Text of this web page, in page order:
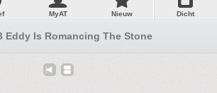
MyAT Nieuw Dicht
Eddy Is Romancing The Stone